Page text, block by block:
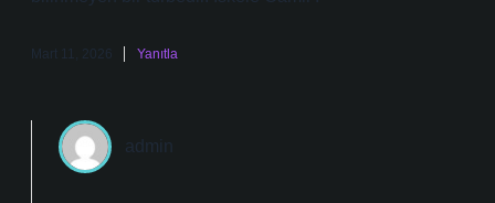
Mart 11, 2026 Yanıtla
admin